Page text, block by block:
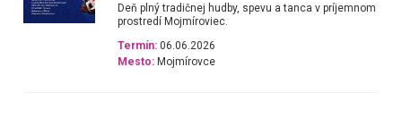
Deň plný tradičnej hudby, spevu a tanca v príjemnom
prostredí Mojmíroviec.
Termín: 06.06.2026
Mesto: Mojmírovce